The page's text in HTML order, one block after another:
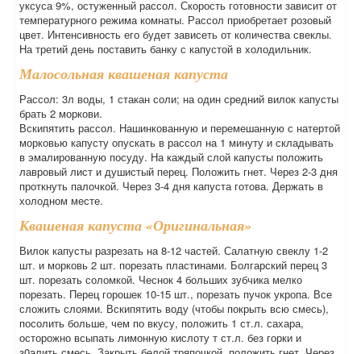
уксуса 9%, остуженный рассол. Скорость готовности зависит от
температурного режима комнаты. Рассол приобретает розовый
цвет. Интенсивность его будет зависеть от количества свеклы.
На третий день поставить банку с капустой в холодильник.
Малосольная квашеная капуста
Рассол: 3л воды, 1 стакан соли; на один средний вилок капусты
брать 2 моркови.
Вскипятить рассол. Нашинкованную и перемешанную с натертой
морковью капусту опускать в рассол на 1 минуту и складывать
в эмалированную посуду. На каждый слой капусты положить
лавровый лист и душистый перец. Положить гнет. Через 2-3 дня
проткнуть палочкой. Через 3-4 дня капуста готова. Держать в
холодном месте.
Квашеная капуста «Оригинальная»
Вилок капусты разрезать на 8-12 частей. Салатную свеклу 1-2
шт. и морковь 2 шт. порезать пластинами. Болгарский перец 3
шт. порезать соломкой. Чеснок 4 больших зубчика мелко
порезать. Перец горошек 10-15 шт., порезать пучок укропа. Все
сложить слоями. Вскипятить воду (чтобы покрыть всю смесь),
посолить больше, чем по вкусу, положить 1 ст.л. сахара,
осторожно всыпать лимонную кислоту т ст.л. без горки и